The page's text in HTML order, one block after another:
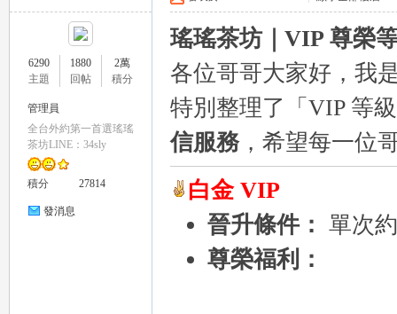
6290
主題
1880
回帖
2萬
積分
管理員
全台外約第一首選瑤瑤
茶坊LINE：34sly
積分 27814
發消息
瑤瑤茶坊｜VIP 尊榮
各位哥哥大家好，我
特別整理了「VIP 等
信服務，希望每一位
白金 VIP
晉升條件： 單次
尊榮福利：